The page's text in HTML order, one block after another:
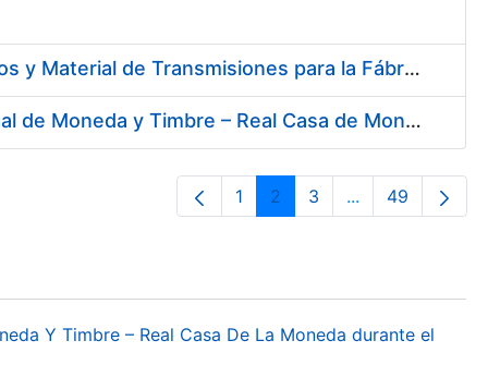
Contratación de Acuerdo Marco para el Suministro de Rodamientos y Material de Transmisiones para la Fábrica Nacional de Moneda y Timbre – Real Casa de la Moneda
Contratación del Suministro de Gas Natural para la Fábrica Nacional de Moneda y Timbre – Real Casa de Moneda, en sus centros de trabajo de Madrid y Burgos
Página
1 Página
2 Página
3 ...PáginasPágina
49
Y Timbre – Real Casa De La Moneda durante el